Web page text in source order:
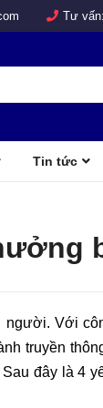
Tư vấn:
Tin tức
Với
truyền
đây là 4